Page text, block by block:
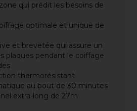
qui prédit les besoins de
optimale et unique de
et brevetée qui assure un
plaques pendant le coiffage
thermorésistant
au bout de 30 minutes
extra-long de 27m